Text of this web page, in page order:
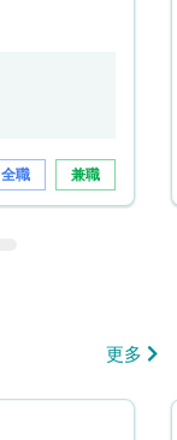
全職 兼職
更多